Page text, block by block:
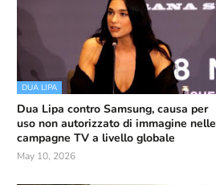
DUA LIPA
Dua Lipa contro Samsung, causa per
uso non autorizzato di immagine nelle
campagne TV a livello globale
May 10, 2026